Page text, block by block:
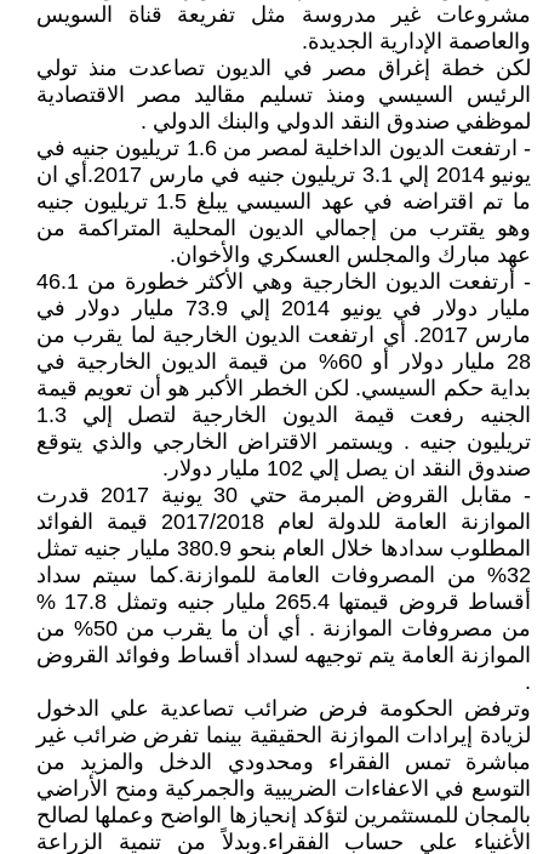
مشروعات غير مدروسة مثل تفريعة قناة السويس
والعاصمة الإدارية الجديدة.
لكن خطة إغراق مصر في الديون تصاعدت منذ تولي
الرئيس السيسي ومنذ تسليم مقاليد مصر الاقتصادية
لموظفي صندوق النقد الدولي والبنك الدولي .
- ارتفعت الديون الداخلية لمصر من 1.6 تريليون جنيه في
يونيو 2014 إلي 3.1 تريليون جنيه في مارس 2017.أي ان
ما تم اقتراضه في عهد السيسي يبلغ 1.5 تريليون جنيه
وهو يقترب من إجمالي الديون المحلية المتراكمة من
عهد مبارك والمجلس العسكري والأخوان.
- أرتفعت الديون الخارجية وهي الأكثر خطورة من 46.1
مليار دولار في يونيو 2014 إلي 73.9 مليار دولار في
مارس 2017. أي ارتفعت الديون الخارجية لما يقرب من
28 مليار دولار أو 60% من قيمة الديون الخارجية في
بداية حكم السيسي. لكن الخطر الأكبر هو أن تعويم قيمة
الجنيه رفعت قيمة الديون الخارجية لتصل إلي 1.3
تريليون جنيه . ويستمر الاقتراض الخارجي والذي يتوقع
صندوق النقد ان يصل إلي 102 مليار دولار.
- مقابل القروض المبرمة حتي 30 يونية 2017 قدرت
الموازنة العامة للدولة لعام 2017/2018 قيمة الفوائد
المطلوب سدادها خلال العام بنحو 380.9 مليار جنيه تمثل
32% من المصروفات العامة للموازنة.كما سيتم سداد
أقساط قروض قيمتها 265.4 مليار جنيه وتمثل 17.8 %
من مصروفات الموازنة . أي أن ما يقرب من 50% من
الموازنة العامة يتم توجيهه لسداد أقساط وفوائد القروض
.
وترفض الحكومة فرض ضرائب تصاعدية علي الدخول
لزيادة إيرادات الموازنة الحقيقية بينما تفرض ضرائب غير
مباشرة تمس الفقراء ومحدودي الدخل والمزيد من
التوسع في الاعفاءات الضريبية والجمركية ومنح الأراضي
بالمجان للمستثمرين لتؤكد إنحيازها الواضح وعملها لصالح
الأغنياء علي حساب الفقراء.وبدلاً من تنمية الزراعة